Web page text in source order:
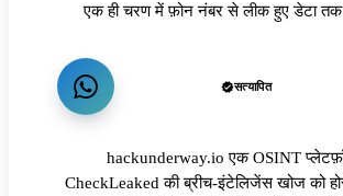
एक ही चरण में फ़ोन नंबर से लीक हुए डेटा
सत्यापित
hackunderway.io एक OSINT
CheckLeaked की ब्रीच-इंटेलिजेंस खोज को